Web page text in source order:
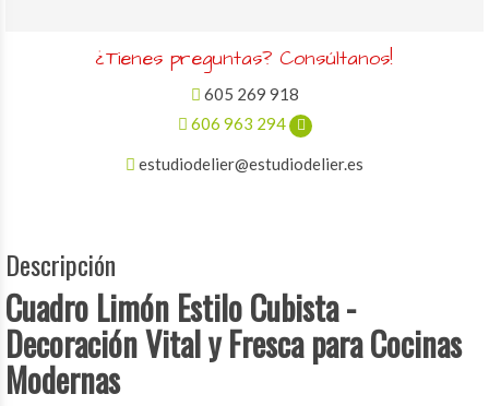
¿Tienes preguntas? Consúltanos!
605 269 918
606 963 294
estudiodelier@estudiodelier.es
Descripción
Cuadro Limón Estilo Cubista -
Decoración Vital y Fresca para Cocinas
Modernas